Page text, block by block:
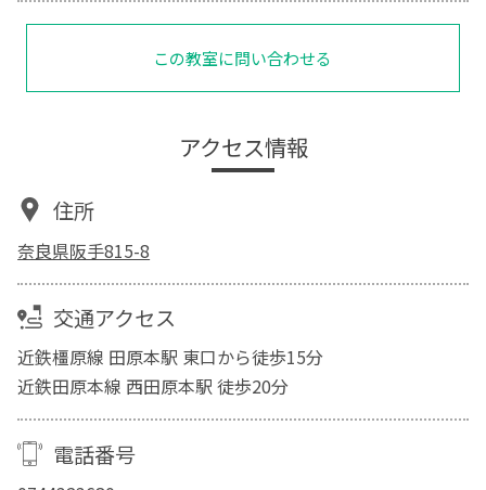
この教室に問い合わせる
アクセス情報
住所
奈良県阪手815-8
交通アクセス
近鉄橿原線 田原本駅 東口から徒歩15分
近鉄田原本線 西田原本駅 徒歩20分
電話番号